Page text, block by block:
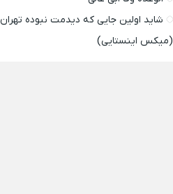
شاید اولین جایی که دیدمت نبوده تهران
(میکس اینستایی)